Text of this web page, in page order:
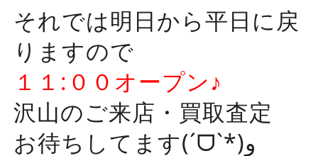
それでは明日から平日に戻
りますので
１１:００オープン♪
沢山のご来店・買取査定